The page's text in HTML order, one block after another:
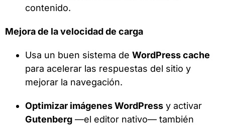
contenido.
Mejora de la velocidad de carga
Usa un buen sistema de WordPress cache
para acelerar las respuestas del sitio y
mejorar la navegación.
Optimizar imágenes WordPress y activar
Gutenberg —el editor nativo— también